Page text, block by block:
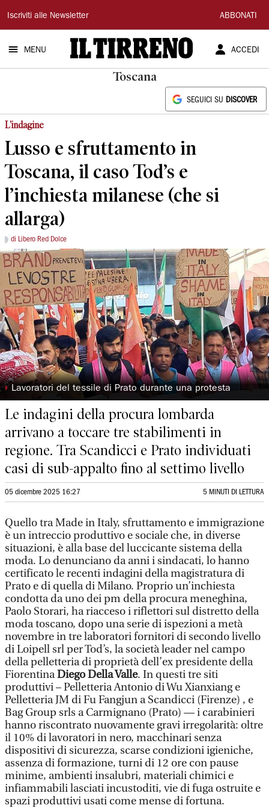
Il
Tirreno
Iscriviti alle Newsletter ABBONATI
MENU ACCEDI
Toscana
SEGUICI SU DISCOVER
L'indagine
Lusso e sfruttamento in
Toscana, il caso Tod’s e
l’inchiesta milanese (che si
allarga)
di Libero Red Dolce
◗ Lavoratori del tessile di Prato durante una protesta
Le indagini della procura lombarda
arrivano a toccare tre stabilimenti in
regione. Tra Scandicci e Prato individuati
casi di sub-appalto fino al settimo livello
05 dicembre 2025 16:27 5 MINUTI DI LETTURA
Quello tra Made in Italy, sfruttamento e immigrazione
è un intreccio produttivo e sociale che, in diverse
situazioni, è alla base del luccicante sistema della
moda. Lo denunciano da anni i sindacati, lo hanno
certificato le recenti indagini della magistratura di
Prato e di quella di Milano. Proprio un’inchiesta
condotta da uno dei pm della procura meneghina,
Paolo Storari, ha riacceso i riflettori sul distretto della
moda toscano, dopo una serie di ispezioni a metà
novembre in tre laboratori fornitori di secondo livello
di Loipell srl per Tod’s, la società leader nel campo
della pelletteria di proprietà dell’ex presidente della
FiorentinaDiego Della Valle. In questi tre siti
produttivi – Pelletteria Antonio di Wu Xianxiang e
Pelletteria JM di Fu Fangjun a Scandicci (Firenze) , e
Bag Group srls a Carmignano (Prato) — i carabinieri
hanno riscontrato nuovamente gravi irregolarità: oltre
il 10% di lavoratori in nero, macchinari senza
dispositivi di sicurezza, scarse condizioni igieniche,
assenza di formazione, turni di 12 ore con pause
minime, ambienti insalubri, materiali chimici e
infiammabili lasciati incustoditi, vie di fuga ostruite e
spazi produttivi usati come mense di fortuna.